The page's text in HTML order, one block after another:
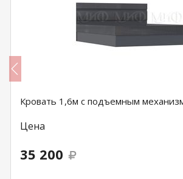
Кровать 1,6м с подъемным
Цена
35 200